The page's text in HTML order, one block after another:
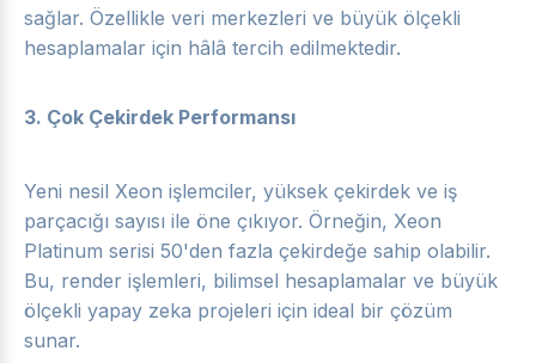
sağlar. Özellikle veri merkezleri ve büyük ölçekli
hesaplamalar için hâlâ tercih edilmektedir.
3. Çok Çekirdek Performansı
Yeni nesil Xeon işlemciler, yüksek çekirdek ve iş
parçacığı sayısı ile öne çıkıyor. Örneğin, Xeon
Platinum serisi 50'den fazla çekirdeğe sahip olabilir.
Bu, render işlemleri, bilimsel hesaplamalar ve büyük
ölçekli yapay zeka projeleri için ideal bir çözüm
sunar.